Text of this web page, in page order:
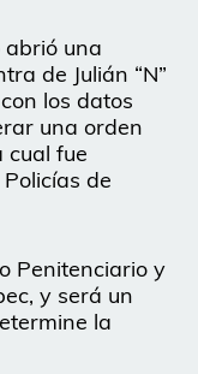
abrió una
de Julián “N”
los datos
una orden
cual fue
de
Penitenciario y
y será un
la